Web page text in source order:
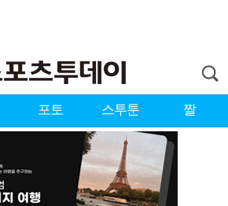
포토 스투툰 짤